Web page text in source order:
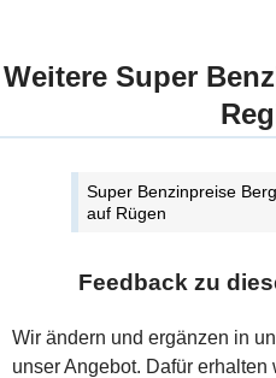
Weitere Super
Super Benzinpreise
auf Rügen
Feedback zu
Wir ändern und ergänzen in
unser Angebot. Dafür